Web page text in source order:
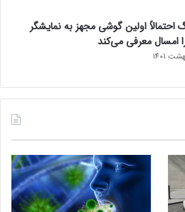
اولین گوشی مجهز به نمایشگر
امسال معرفی می‌کند